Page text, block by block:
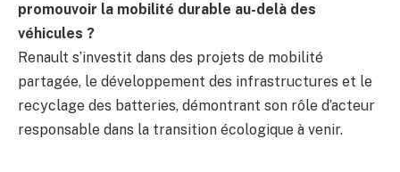
promouvoir la mobilité durable au-delà des
véhicules ?
Renault s’investit dans des projets de mobilité
partagée, le développement des infrastructures et le
recyclage des batteries, démontrant son rôle d’acteur
responsable dans la transition écologique à venir.